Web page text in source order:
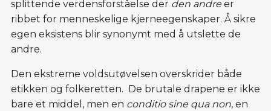
splittende verdensforståelse der den andre er
ribbet for menneskelige kjerneegenskaper. Å sikre
egen eksistens blir synonymt med å utslette de
andre.
Den ekstreme voldsutøvelsen overskrider både
etikken og folkeretten. De brutale drapene er ikke
bare et middel, men en conditio sine qua non, en